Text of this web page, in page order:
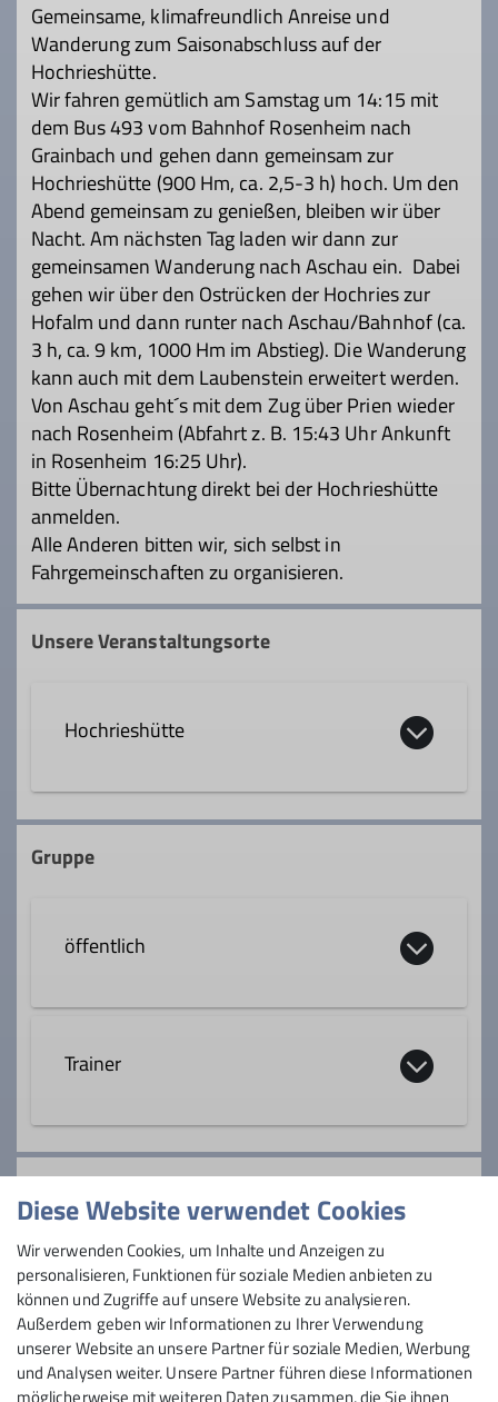
Gemeinsame, klimafreundlich Anreise und
Wanderung zum Saisonabschluss auf der
Hochrieshütte.
Wir fahren gemütlich am Samstag um 14:15 mit
dem Bus 493 vom Bahnhof Rosenheim nach
Grainbach und gehen dann gemeinsam zur
Hochrieshütte (900 Hm, ca. 2,5-3 h) hoch. Um den
Abend gemeinsam zu genießen, bleiben wir über
Nacht. Am nächsten Tag laden wir dann zur
gemeinsamen Wanderung nach Aschau ein. Dabei
gehen wir über den Ostrücken der Hochries zur
Hofalm und dann runter nach Aschau/Bahnhof (ca.
3 h, ca. 9 km, 1000 Hm im Abstieg). Die Wanderung
kann auch mit dem Laubenstein erweitert werden.
Von Aschau geht´s mit dem Zug über Prien wieder
nach Rosenheim (Abfahrt z. B. 15:43 Uhr Ankunft
in Rosenheim 16:25 Uhr).
Bitte Übernachtung direkt bei der Hochrieshütte
anmelden.
Alle Anderen bitten wir, sich selbst in
Fahrgemeinschaften zu organisieren.
Unsere Veranstaltungsorte
Hochrieshütte
Hochriesgipfel 1
Gruppe
öffentlich
Trainer
Gebt uns doch bitte Bescheid mit wievielen
Personen ihr voraussichtlich kommen werdet!
Anfrage senden
Diese Website verwendet Cookies
Wir verwenden Cookies, um Inhalte und Anzeigen zu
personalisieren, Funktionen für soziale Medien anbieten zu
können und Zugriffe auf unsere Website zu analysieren.
Außerdem geben wir Informationen zu Ihrer Verwendung
unserer Website an unsere Partner für soziale Medien, Werbung
und Analysen weiter. Unsere Partner führen diese Informationen